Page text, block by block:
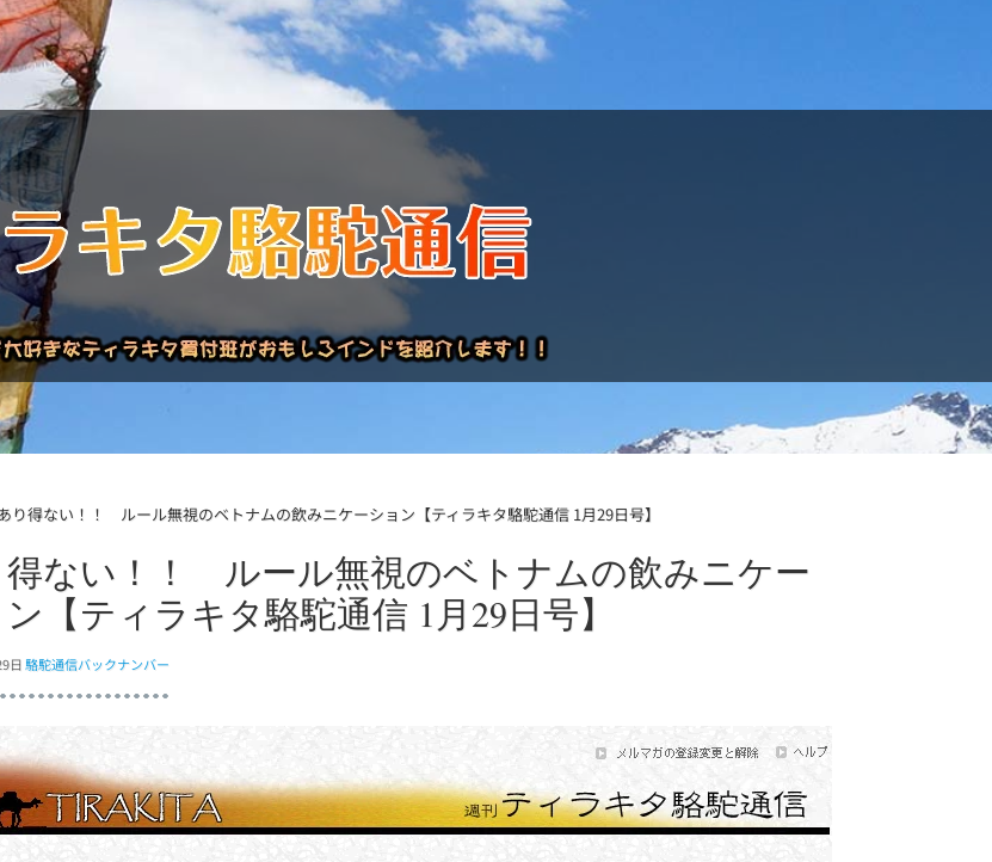
り得ない！！ ルール無視のベトナムの飲みニケーション【ティラキタ駱駝通信 1月29日号】
ない！！ ルール無視のベトナムの飲みニケー
【ティラキタ駱駝通信 1月29日号】
日駱駝通信バックナンバー